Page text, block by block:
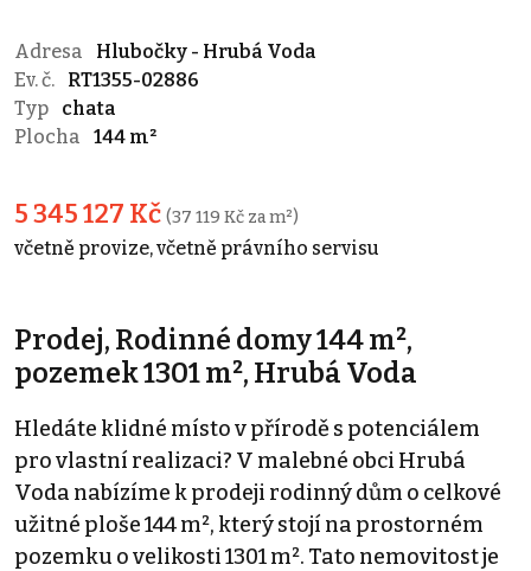
Adresa
Hlubočky - Hrubá Voda
Ev. č.
RT1355-02886
Typ
chata
Plocha
144 m²
5 345 127 Kč (37 119 Kč za m²)
včetně provize, včetně právního servisu
Prodej, Rodinné domy 144 m²,
pozemek 1301 m², Hrubá Voda
Hledáte klidné místo v přírodě s potenciálem
pro vlastní realizaci? V malebné obci Hrubá
Voda nabízíme k prodeji rodinný dům o celkové
užitné ploše 144 m², který stojí na prostorném
pozemku o velikosti 1301 m². Tato nemovitost je